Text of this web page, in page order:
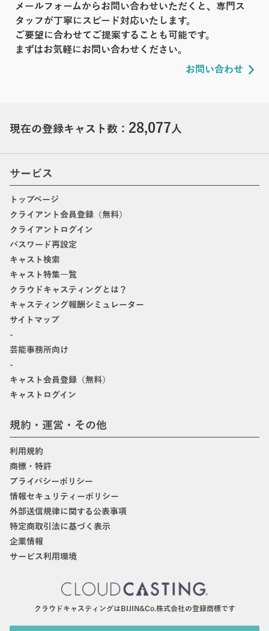
メールフォームからお問い合わせいただくと、専門ス
タッフが丁寧にスピード対応いたします。
ご要望に合わせてご提案することも可能です。
まずはお気軽にお問い合わせください。
お問い合わせ
現在の登録キャスト数： 28,077人
サービス
トップページ
クライアント会員登録（無料）
クライアントログイン
パスワード再設定
キャスト検索
キャスト特集一覧
クラウドキャスティングとは？
キャスティング報酬シミュレーター
サイトマップ
-
芸能事務所向け
-
キャスト会員登録（無料）
キャストログイン
規約・運営・その他
利用規約
商標・特許
プライバシーポリシー
情報セキュリティーポリシー
外部送信規律に関する公表事項
特定商取引法に基づく表示
企業情報
サービス利用環境
クラウドキャスティングはBIJIN&Co.株式会社の登録商標です